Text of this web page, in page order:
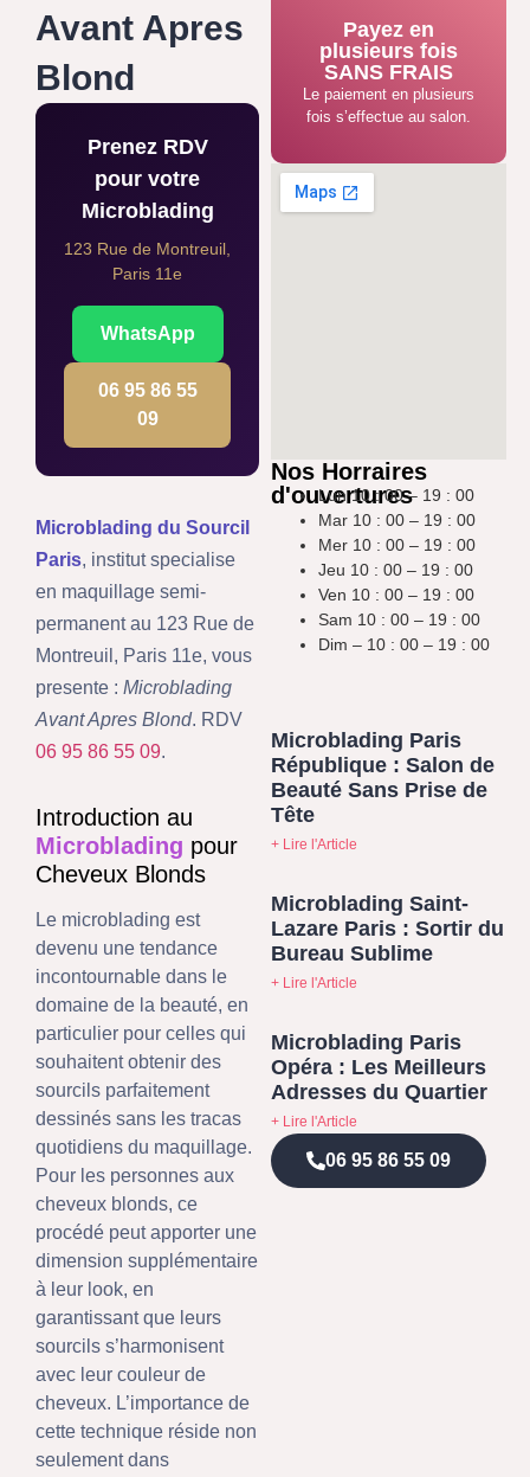
Avant Apres
Blond
Prenez RDV
pour votre
Microblading
123 Rue de Montreuil,
Paris 11e
WhatsApp
06 95 86 55
09
Microblading du Sourcil
Paris, institut specialise
en maquillage semi-
permanent au 123 Rue de
Montreuil, Paris 11e, vous
presente : Microblading
Avant Apres Blond. RDV
06 95 86 55 09.
Introduction au
Microblading pour
Cheveux Blonds
Le microblading est
devenu une tendance
incontournable dans le
domaine de la beauté, en
particulier pour celles qui
souhaitent obtenir des
sourcils parfaitement
dessinés sans les tracas
quotidiens du maquillage.
Pour les personnes aux
cheveux blonds, ce
procédé peut apporter une
dimension supplémentaire
à leur look, en
garantissant que leurs
sourcils s’harmonisent
avec leur couleur de
cheveux. L’importance de
cette technique réside non
seulement dans
Payez en
plusieurs fois
SANS FRAIS
Le paiement en plusieurs
fois s’effectue au salon.
Nos Horraires
d'ouvertures
Lun 10 : 00 – 19 : 00
Mar 10 : 00 – 19 : 00
Mer 10 : 00 – 19 : 00
Jeu 10 : 00 – 19 : 00
Ven 10 : 00 – 19 : 00
Sam 10 : 00 – 19 : 00
Dim – 10 : 00 – 19 : 00
Microblading Paris
République : Salon de
Beauté Sans Prise de
Tête
+ Lire l'Article
Microblading Saint-
Lazare Paris : Sortir du
Bureau Sublime
+ Lire l'Article
Microblading Paris
Opéra : Les Meilleurs
Adresses du Quartier
+ Lire l'Article
06 95 86 55 09